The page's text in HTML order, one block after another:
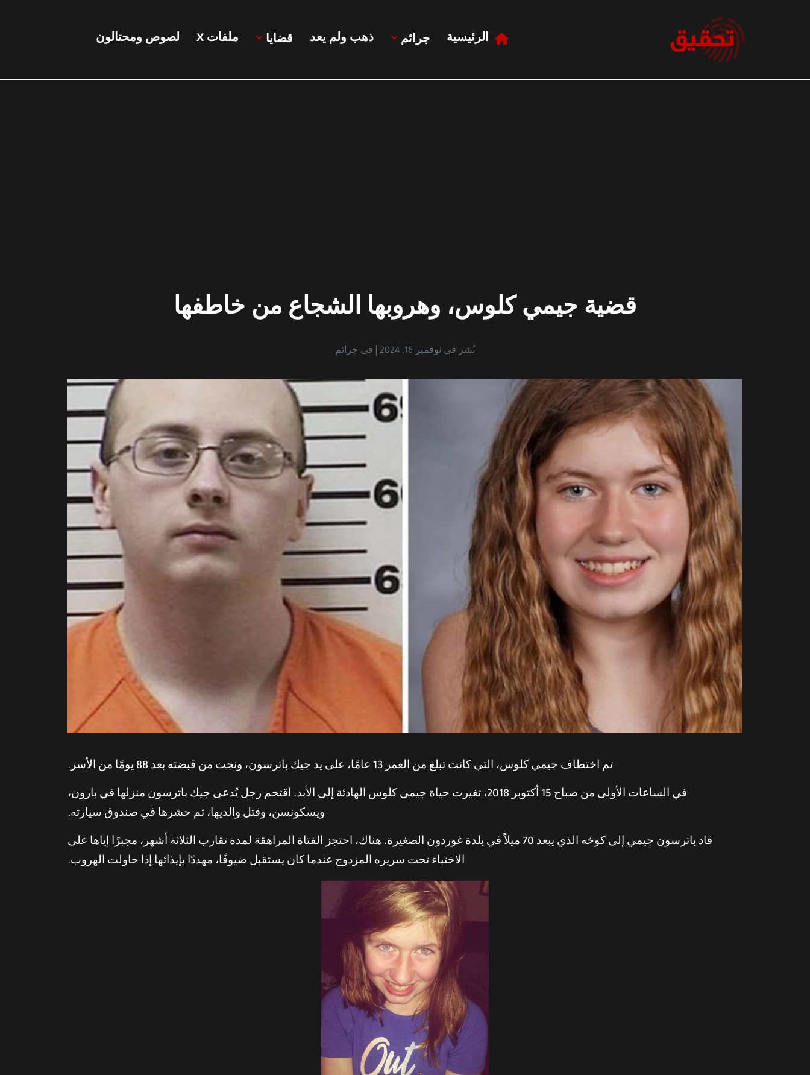
الرئيسية جرائم ذهب ولم يعد قضايا ملفات X لصوص ومحتالون
قضية جيمي كلوس، وهروبها الشجاع من خاطفها
نُشر في نوفمبر 16, 2024 في جرائم
تم اختطاف جيمي كلوس، التي كانت تبلغ من العمر 13 عامًا، على يد جيك باترسون، ونجت من قبضته بعد 88 يومًا من الأسر.
في الساعات الأولى من صباح 15 أكتوبر 2018، تغيرت حياة جيمي كلوس الهادئة إلى الأبد. اقتحم رجل يُدعى جيك باترسون منزلها في بارون،
ويسكونسن، وقتل والديها، ثم حشرها في صندوق سيارته.
قاد باترسون جيمي إلى كوخه الذي يبعد 70 ميلاً في بلدة غوردون الصغيرة. هناك، احتجز الفتاة المراهقة لمدة تقارب الثلاثة أشهر، مجبرًا إياها على
الاختباء تحت سريره المزدوج عندما كان يستقبل ضيوفًا، مهددًا بإيذائها إذا حاولت الهروب.